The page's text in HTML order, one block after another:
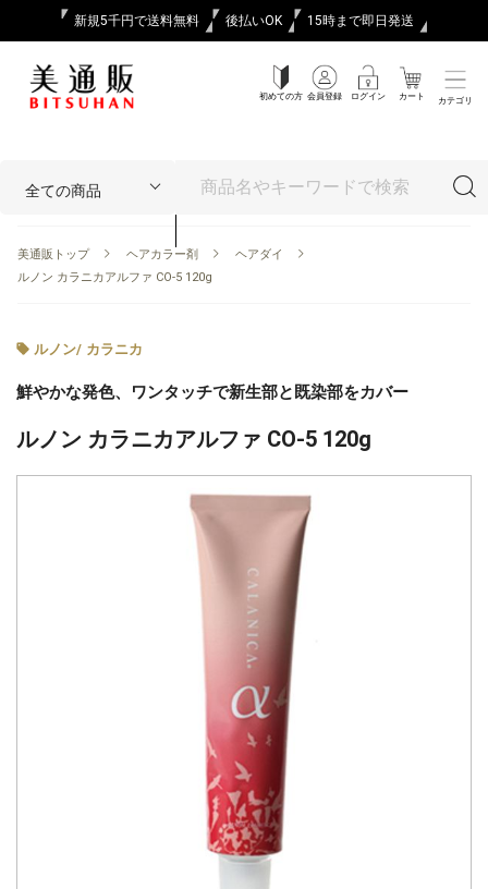
新規5千円で送料無料 後払いOK 15時まで即日発送
初めての方 会員登録 ログイン カート カテゴリ
美通販トップ ヘアカラー剤
ヘアダイ
ルノン カラニカアルファ CO-5 120g
ルノン/ カラニカ
鮮やかな発色、ワンタッチで新生部と既染部をカバー
ルノン カラニカアルファ CO-5 120g